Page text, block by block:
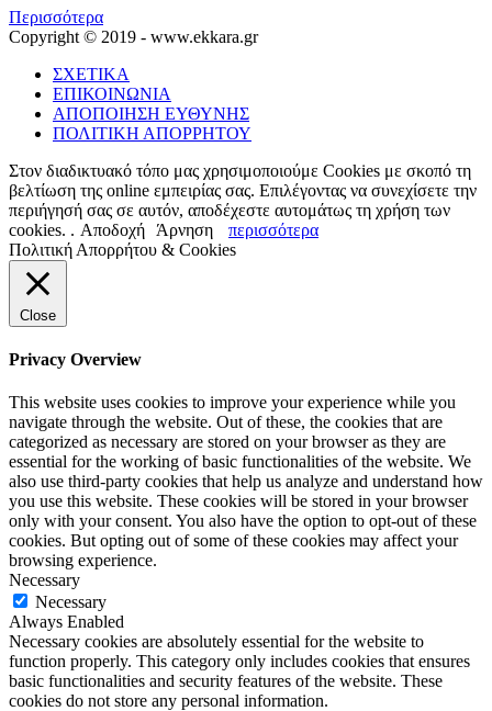
Περισσότερα
Copyright © 2019 - www.ekkara.gr
ΣΧΕΤΙΚΑ
ΕΠΙΚΟΙΝΩΝΙΑ
ΑΠΟΠΟΙΗΣΗ ΕΥΘΥΝΗΣ
ΠΟΛΙΤΙΚΗ ΑΠΟΡΡΗΤΟΥ
Στον διαδικτυακό τόπο μας χρησιμοποιούμε Cookies με σκοπό τη
βελτίωση της online εμπειρίας σας. Επιλέγοντας να συνεχίσετε την
περιήγησή σας σε αυτόν, αποδέχεστε αυτομάτως τη χρήση των
cookies. . Αποδοχή Άρνηση
περισσότερα
Πολιτική Απορρήτου & Cookies
Close
Privacy Overview
This website uses cookies to improve your experience while you
navigate through the website. Out of these, the cookies that are
categorized as necessary are stored on your browser as they are
essential for the working of basic functionalities of the website. We
also use third-party cookies that help us analyze and understand how
you use this website. These cookies will be stored in your browser
only with your consent. You also have the option to opt-out of these
cookies. But opting out of some of these cookies may affect your
browsing experience.
Necessary
Necessary
Always Enabled
Necessary cookies are absolutely essential for the website to
function properly. This category only includes cookies that ensures
basic functionalities and security features of the website. These
cookies do not store any personal information.